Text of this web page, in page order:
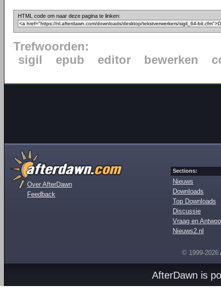
HTML code om naar deze pagina te linken:
Trefwoorden:
sigil
epub editor bewerken
Over AfterDawn
Feedback
Sections:
Nieuws
Downloads
Top Downloads
Discussie
Vraag en
Nieuws2.nl
© 1999-2026
AfterDawn is